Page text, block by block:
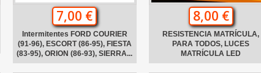
7,00 €
Intermitentes FORD COURIER
(91-96), ESCORT (86-95), FIESTA
(83-95), ORION (86-93), SIERRA...
8,00 €
RESISTENCIA MATRÍCULA,
PARA TODOS, LUCES
MATRÍCULA LED